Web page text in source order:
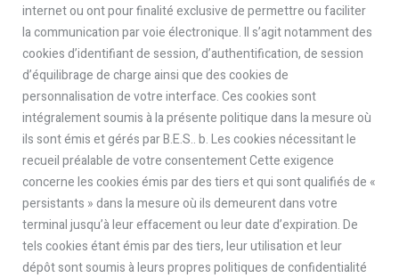
internet ou ont pour finalité exclusive de permettre ou faciliter
la communication par voie électronique. Il s’agit notamment des
cookies d’identifiant de session, d’authentification, de session
d’équilibrage de charge ainsi que des cookies de
personnalisation de votre interface. Ces cookies sont
intégralement soumis à la présente politique dans la mesure où
ils sont émis et gérés par B.E.S.. b. Les cookies nécessitant le
recueil préalable de votre consentement Cette exigence
concerne les cookies émis par des tiers et qui sont qualifiés de «
persistants » dans la mesure où ils demeurent dans votre
terminal jusqu’à leur effacement ou leur date d’expiration. De
tels cookies étant émis par des tiers, leur utilisation et leur
dépôt sont soumis à leurs propres politiques de confidentialité